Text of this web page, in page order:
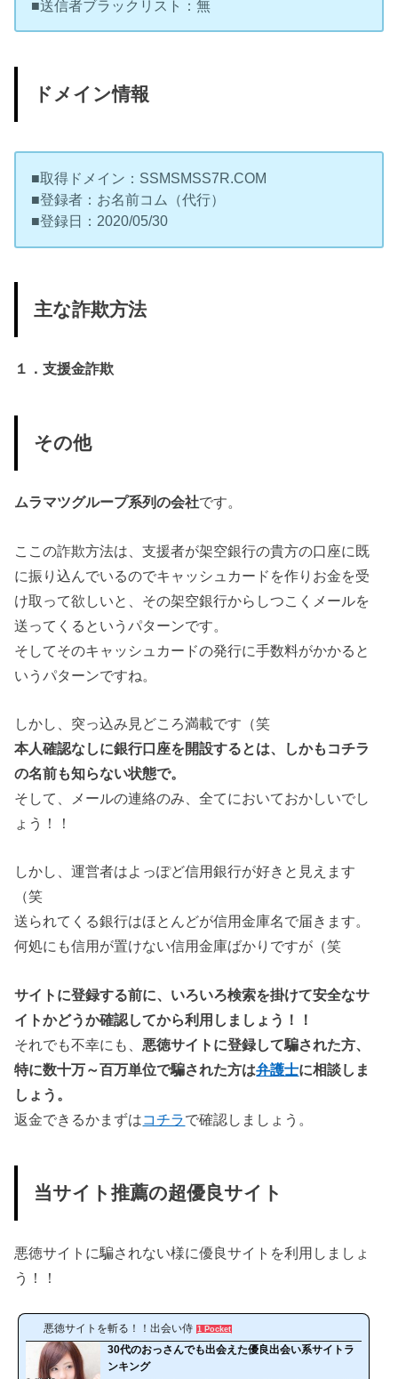
■送信者ブラックリスト：無
ドメイン情報
■取得ドメイン：SSMSMSS7R.COM
■登録者：お名前コム（代行）
■登録日：2020/05/30
主な詐欺方法
１．支援金詐欺
その他
ムラマツグループ系列の会社です。
ここの詐欺方法は、支援者が架空銀行の貴方の口座に既
に振り込んでいるのでキャッシュカードを作りお金を受
け取って欲しいと、その架空銀行からしつこくメールを
送ってくるというパターンです。
そしてそのキャッシュカードの発行に手数料がかかると
いうパターンですね。
しかし、突っ込み見どころ満載です（笑
本人確認なしに銀行口座を開設するとは、しかもコチラ
の名前も知らない状態で。
そして、メールの連絡のみ、全てにおいておかしいでし
ょう！！
しかし、運営者はよっぽど信用銀行が好きと見えます
（笑
送られてくる銀行はほとんどが信用金庫名で届きます。
何処にも信用が置けない信用金庫ばかりですが（笑
サイトに登録する前に、いろいろ検索を掛けて安全なサ
イトかどうか確認してから利用しましょう！！
それでも不幸にも、 悪徳サイトに登録して騙された方、
特に数十万～百万単位で騙された方は弁護士に相談しま
しょう。
返金できるかまずはコチラで確認しましょう。
当サイト推薦の超優良サイト
悪徳サイトに騙されない様に優良サイトを利用しましょ
う！！
悪徳サイトを斬る！！出会い侍 1 Pocket
30代のおっさんでも出会えた優良出会い系サイトラ
ンキング